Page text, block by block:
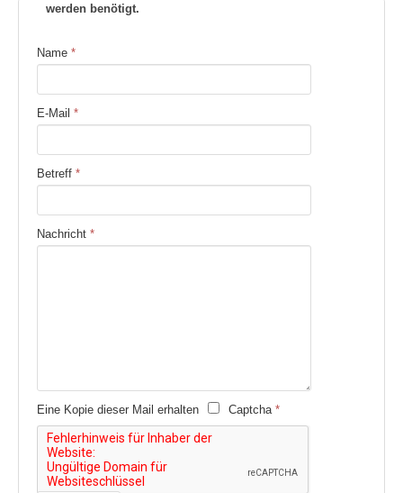
werden benötigt.
Name *
E-Mail *
Betreff *
Nachricht *
Eine Kopie dieser Mail erhalten Captcha *